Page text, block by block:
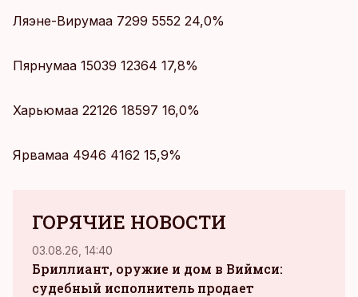
Ляэне-Вирумаа 7299 5552 24,0%
Пярнумаа 15039 12364 17,8%
Харьюмаа 22126 18597 16,0%
Ярвамаа 4946 4162 15,9%
ГОРЯЧИЕ НОВОСТИ
03.08.26, 14:40
Бриллиант, оружие и дом в Виймси:
судебный исполнитель продает